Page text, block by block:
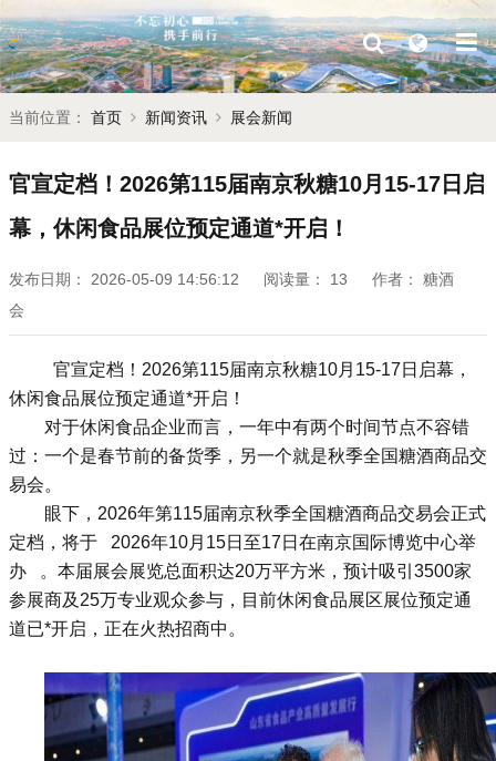
当前位置： 首页 新闻资讯 展会新闻
官宣定档！2026第115届南京秋糖10月15-17日启
幕，休闲食品展位预定通道*开启！
发布日期： 2026-05-09 14:56:12 阅读量： 13 作者：
糖酒
会
官宣定档！2026第115届南京秋糖10月15-17日启幕，
休闲食品展位预定通道*开启！
对于休闲食品企业而言，一年中有两个时间节点不容错
过：一个是春节前的备货季，另一个就是秋季全国糖酒商品交
易会。
眼下，2026年第115届南京秋季全国糖酒商品交易会正式
定档，将于 2026年10月15日至17日在南京国际博览中心举
办 。本届展会展览总面积达20万平方米，预计吸引3500家
参展商及25万专业观众参与，目前休闲食品展区展位预定通
道已*开启，正在火热招商中。